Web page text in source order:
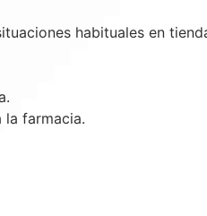
habituales en
la farmacia.